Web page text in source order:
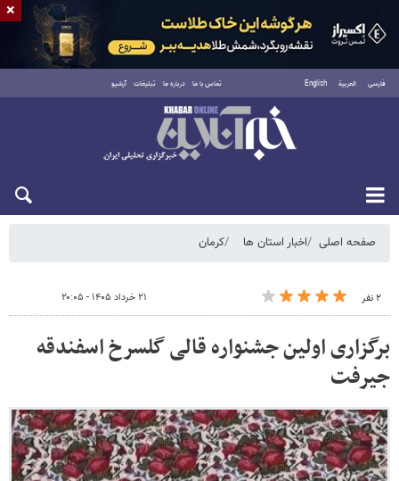
فارسی العربية English تماس با ما درباره ما تبلیغات آرشیو
شنبه ۱۷ مرداد ۱۴۰۵
صفحه اصلی اخبار استان ها کرمان
۲ نفر ۲۱ خرداد ۱۴۰۵ - ۲۰:۰۵
برگزاری اولین جشنواره قالی گلسرخ اسفندقه
جیرفت
×